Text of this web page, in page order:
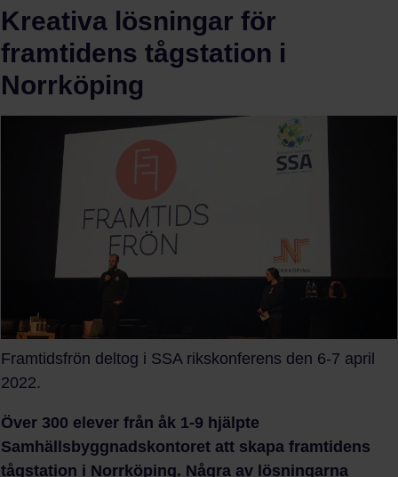
Kreativa lösningar för
framtidens tågstation i
Norrköping
Framtidsfrön deltog i SSA rikskonferens den 6-7 april
2022.
Över 300 elever från åk 1-9 hjälpte
Samhällsbyggnadskontoret att skapa framtidens
tågstation i Norrköping. Några av lösningarna